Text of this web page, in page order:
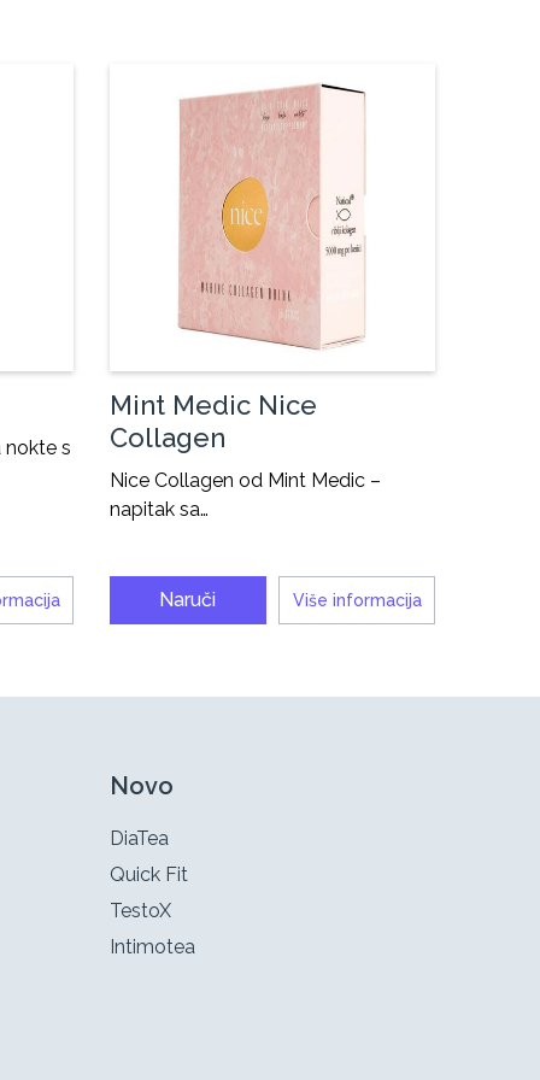
nokte s
Mint Medic Nice
Collagen
Nice Collagen od Mint Medic –
napitak sa…
Naruči Više informacija
Novo
DiaTea
Quick Fit
TestoX
Intimotea